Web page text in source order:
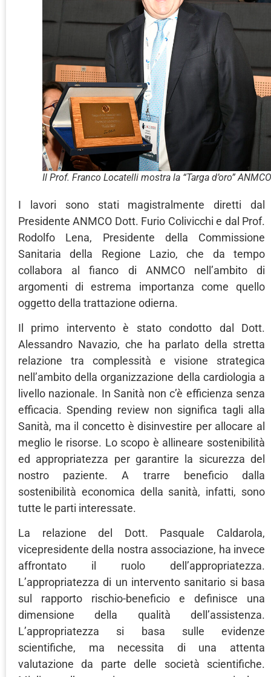
Il Prof. Franco Locatelli mostra la “Targa d’oro”
I lavori sono stati magistralmente diretti dal
Presidente ANMCO Dott. Furio Colivicchi e dal Prof.
Rodolfo Lena, Presidente della Commissione
Sanitaria della Regione Lazio, che da tempo
collabora al fianco di ANMCO nell’ambito di
argomenti di estrema importanza come quello
oggetto della trattazione odierna.
Il primo intervento è stato condotto dal Dott.
Alessandro Navazio, che ha parlato della stretta
relazione tra complessità e visione strategica
nell’ambito della organizzazione della cardiologia a
livello nazionale. In Sanità non c’è efficienza senza
efficacia. Spending review non significa tagli alla
Sanità, ma il concetto è disinvestire per allocare al
meglio le risorse. Lo scopo è allineare sostenibilità
ed appropriatezza per garantire la sicurezza del
nostro paziente. A trarre beneficio dalla
sostenibilità economica della sanità, infatti, sono
tutte le parti interessate.
La relazione del Dott. Pasquale Caldarola,
vicepresidente della nostra associazione, ha invece
affrontato il ruolo dell’appropriatezza.
L’appropriatezza di un intervento sanitario si basa
sul rapporto rischio-beneficio e definisce una
dimensione della qualità dell’assistenza.
L’appropriatezza si basa sulle evidenze
scientifiche, ma necessita di una attenta
valutazione da parte delle società scientifiche.